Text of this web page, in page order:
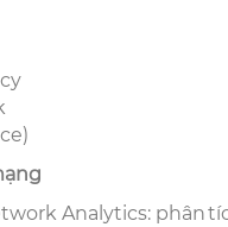
Analytics: phân